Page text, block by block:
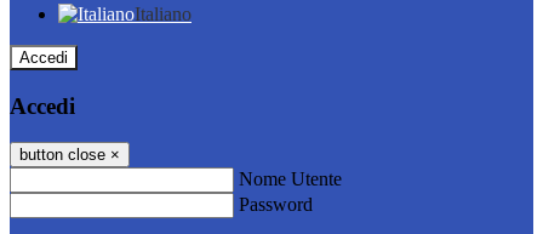
Italiano
Accedi
Accedi
button close ×
Nome Utente
Password